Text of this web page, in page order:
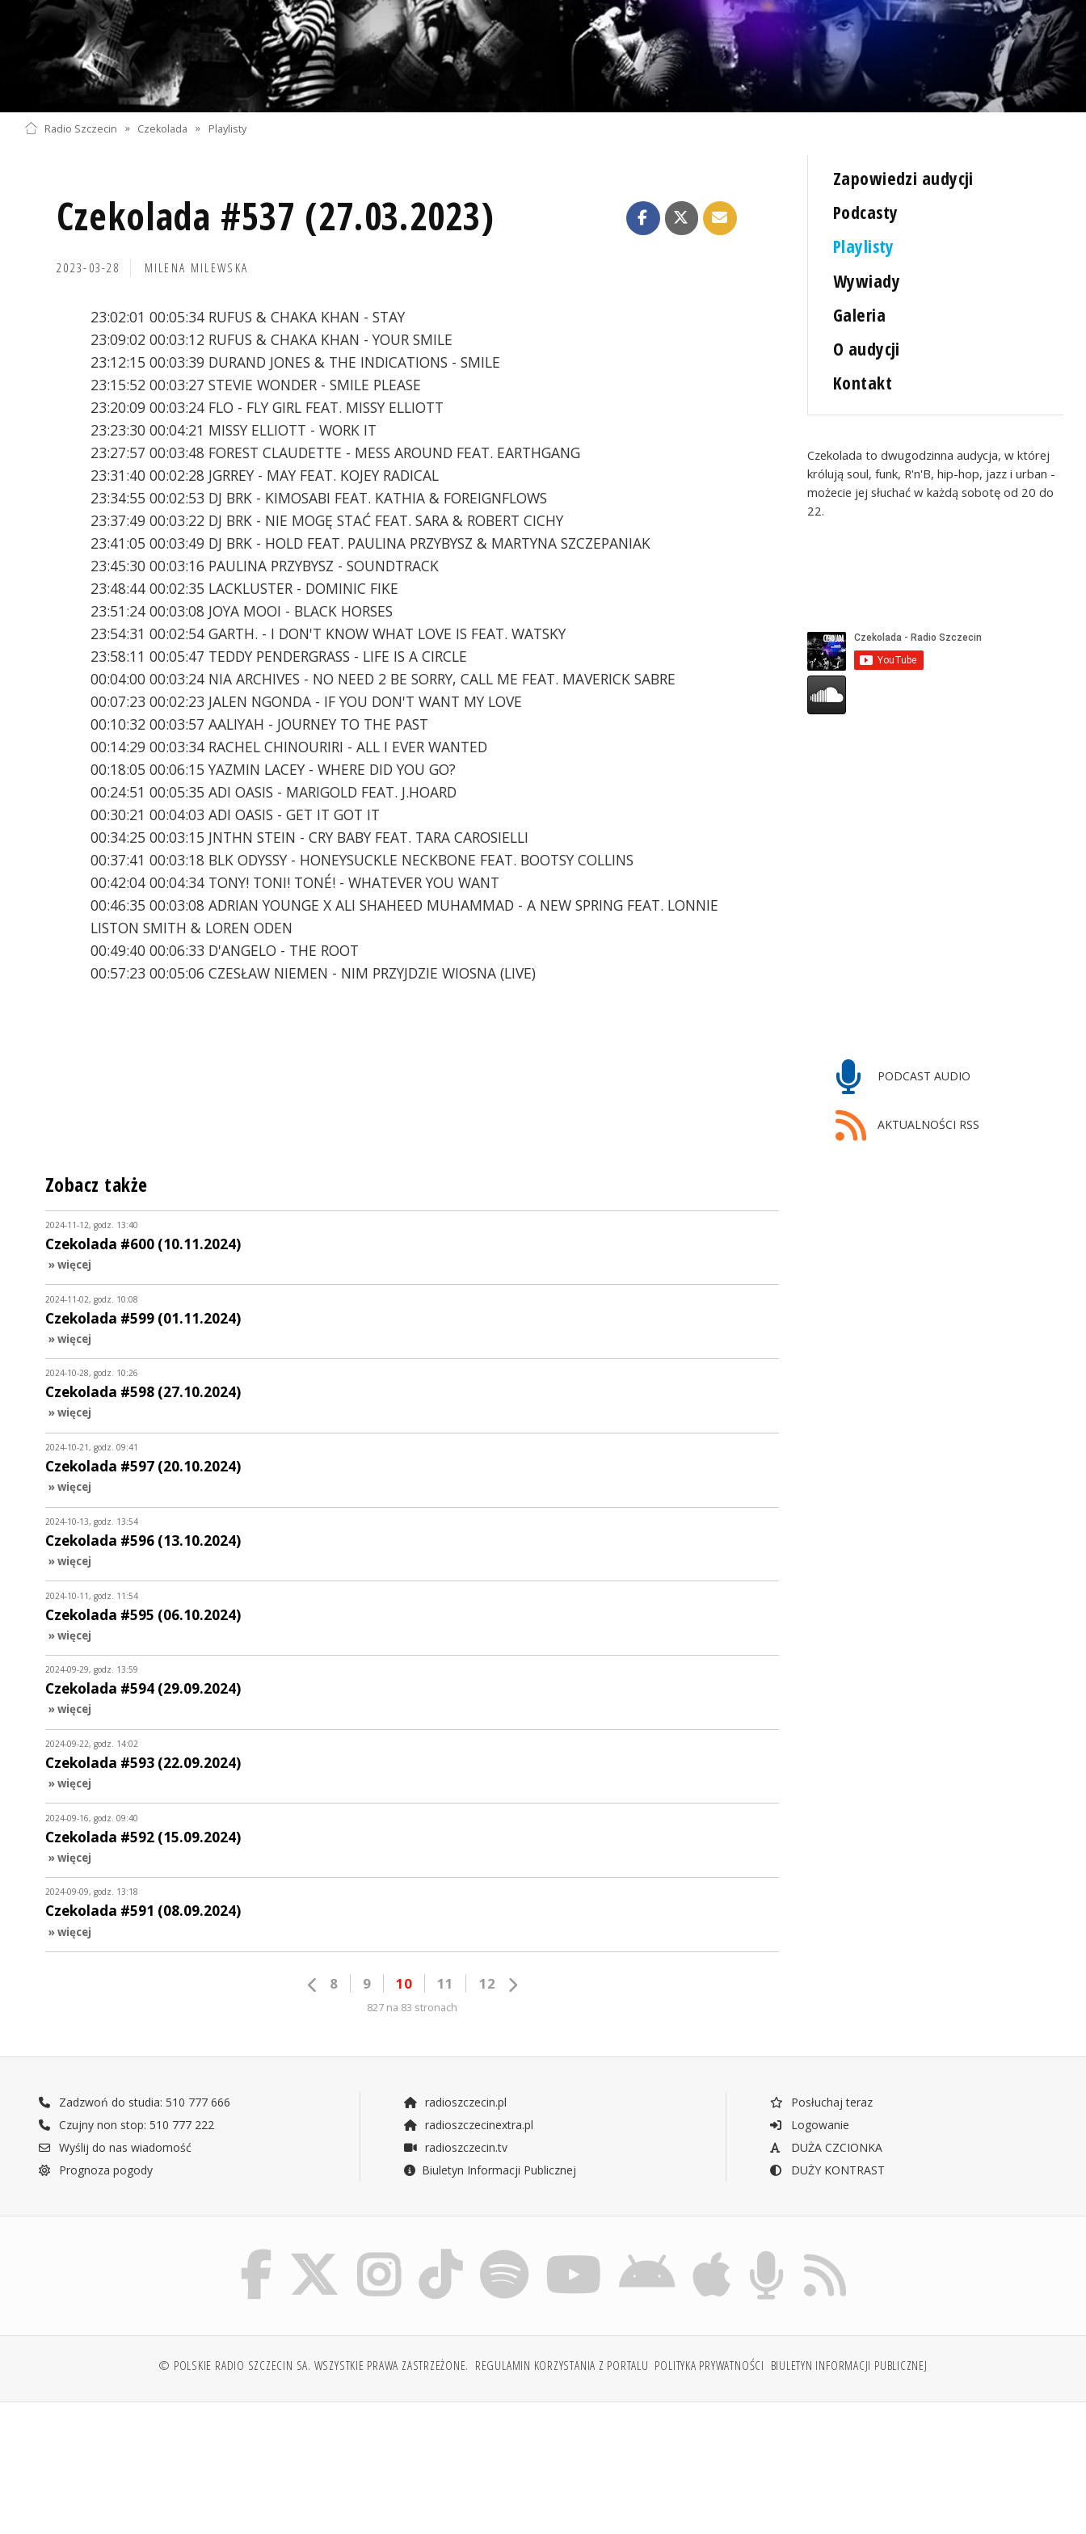
Radio Szczecin » Czekolada » Playlisty
Czekolada #537 (27.03.2023)
2023-03-28 MILENA MILEWSKA
23:02:01 00:05:34 RUFUS & CHAKA KHAN - STAY
23:09:02 00:03:12 RUFUS & CHAKA KHAN - YOUR SMILE
23:12:15 00:03:39 DURAND JONES & THE INDICATIONS - SMILE
23:15:52 00:03:27 STEVIE WONDER - SMILE PLEASE
23:20:09 00:03:24 FLO - FLY GIRL FEAT. MISSY ELLIOTT
23:23:30 00:04:21 MISSY ELLIOTT - WORK IT
23:27:57 00:03:48 FOREST CLAUDETTE - MESS AROUND FEAT. EARTHGANG
23:31:40 00:02:28 JGRREY - MAY FEAT. KOJEY RADICAL
23:34:55 00:02:53 DJ BRK - KIMOSABI FEAT. KATHIA & FOREIGNFLOWS
23:37:49 00:03:22 DJ BRK - NIE MOGĘ STAĆ FEAT. SARA & ROBERT CICHY
23:41:05 00:03:49 DJ BRK - HOLD FEAT. PAULINA PRZYBYSZ & MARTYNA SZCZEPANIAK
23:45:30 00:03:16 PAULINA PRZYBYSZ - SOUNDTRACK
23:48:44 00:02:35 LACKLUSTER - DOMINIC FIKE
23:51:24 00:03:08 JOYA MOOI - BLACK HORSES
23:54:31 00:02:54 GARTH. - I DON'T KNOW WHAT LOVE IS FEAT. WATSKY
23:58:11 00:05:47 TEDDY PENDERGRASS - LIFE IS A CIRCLE
00:04:00 00:03:24 NIA ARCHIVES - NO NEED 2 BE SORRY, CALL ME FEAT. MAVERICK SABRE
00:07:23 00:02:23 JALEN NGONDA - IF YOU DON'T WANT MY LOVE
00:10:32 00:03:57 AALIYAH - JOURNEY TO THE PAST
00:14:29 00:03:34 RACHEL CHINOURIRI - ALL I EVER WANTED
00:18:05 00:06:15 YAZMIN LACEY - WHERE DID YOU GO?
00:24:51 00:05:35 ADI OASIS - MARIGOLD FEAT. J.HOARD
00:30:21 00:04:03 ADI OASIS - GET IT GOT IT
00:34:25 00:03:15 JNTHN STEIN - CRY BABY FEAT. TARA CAROSIELLI
00:37:41 00:03:18 BLK ODYSSY - HONEYSUCKLE NECKBONE FEAT. BOOTSY COLLINS
00:42:04 00:04:34 TONY! TONI! TONÉ! - WHATEVER YOU WANT
00:46:35 00:03:08 ADRIAN YOUNGE X ALI SHAHEED MUHAMMAD - A NEW SPRING FEAT. LONNIE
LISTON SMITH & LOREN ODEN
00:49:40 00:06:33 D'ANGELO - THE ROOT
00:57:23 00:05:06 CZESŁAW NIEMEN - NIM PRZYJDZIE WIOSNA (LIVE)
Zapowiedzi audycji
Podcasty
Playlisty
Wywiady
Galeria
O audycji
Kontakt
Czekolada to dwugodzinna audycja, w której
królują soul, funk, R'n'B, hip-hop, jazz i urban -
możecie jej słuchać w każdą sobotę od 20 do
22.
PODCAST AUDIO
AKTUALNOŚCI RSS
Zobacz także
2024-11-12, godz. 13:40
Czekolada #600 (10.11.2024)
» więcej
2024-11-02, godz. 10:08
Czekolada #599 (01.11.2024)
» więcej
2024-10-28, godz. 10:26
Czekolada #598 (27.10.2024)
» więcej
2024-10-21, godz. 09:41
Czekolada #597 (20.10.2024)
» więcej
2024-10-13, godz. 13:54
Czekolada #596 (13.10.2024)
» więcej
2024-10-11, godz. 11:54
Czekolada #595 (06.10.2024)
» więcej
2024-09-29, godz. 13:59
Czekolada #594 (29.09.2024)
» więcej
2024-09-22, godz. 14:02
Czekolada #593 (22.09.2024)
» więcej
2024-09-16, godz. 09:40
Czekolada #592 (15.09.2024)
» więcej
2024-09-09, godz. 13:18
Czekolada #591 (08.09.2024)
» więcej
8 9 10 11 12
827 na 83 stronach
Zadzwoń do studia: 510 777 666
Czujny non stop: 510 777 222
Wyślij do nas wiadomość
Prognoza pogody
radioszczecin.pl
radioszczecinextra.pl
radioszczecin.tv
Biuletyn Informacji Publicznej
Posłuchaj teraz
Logowanie
DUŻA CZCIONKA
DUŻY KONTRAST
© POLSKIE RADIO SZCZECIN SA. WSZYSTKIE PRAWA ZASTRZEŻONE. REGULAMIN KORZYSTANIA Z PORTALU POLITYKA PRYWATNOŚCI BIULETYN INFORMACJI PUBLICZNEJ